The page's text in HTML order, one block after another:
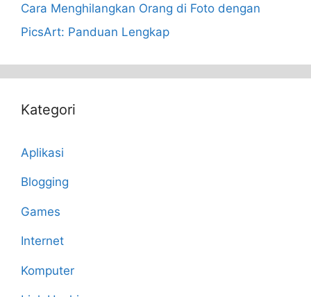
Cara Menghilangkan Orang di Foto dengan
PicsArt: Panduan Lengkap
Kategori
Aplikasi
Blogging
Games
Internet
Komputer